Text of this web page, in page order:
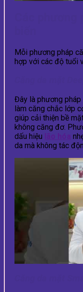
Mỗi phương pháp
hợp với các độ tuổi
Đây là phương
làm căng chắc lớp
giúp cải thiện bề
không căng đơ.
dấu hiệu
lão hóa
da mà không tác